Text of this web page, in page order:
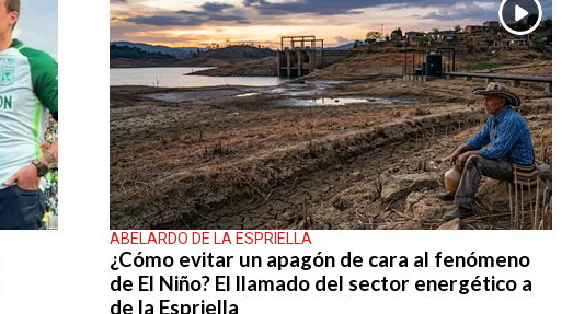
ABELARDO DE LA ESPRIELLA
¿Cómo evitar un apagón de cara al fenómeno
de El Niño? El llamado del sector energético a
de la Espriella